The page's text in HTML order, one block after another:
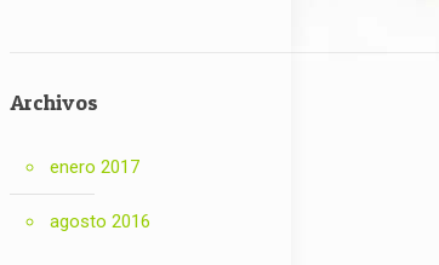
Archivos
enero 2017
agosto 2016